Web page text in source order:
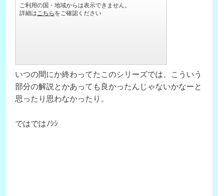
いつの間にか終わってたこのシリーズでは、こういう
部分の解説とかあっても良かったんじゃないかなーと
思ったり思わなかったり。
ではではﾉｼｼ